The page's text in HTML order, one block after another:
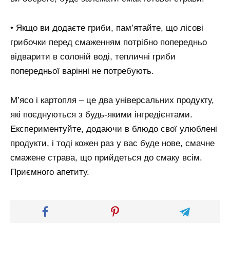
• Якщо ви додаєте гриби, пам’ятайте, що лісові
грибочки перед смаженням потрібно попередньо
відварити в солоній воді, тепличні гриби
попередньої варінні не потребують.
М’ясо і картопля – це два універсальних продукту,
які поєднуються з будь-якими інгредієнтами.
Експериментуйте, додаючи в блюдо свої улюблені
продукти, і тоді кожен раз у вас буде нове, смачне
смажене страва, що прийдеться до смаку всім.
Приємного апетиту.